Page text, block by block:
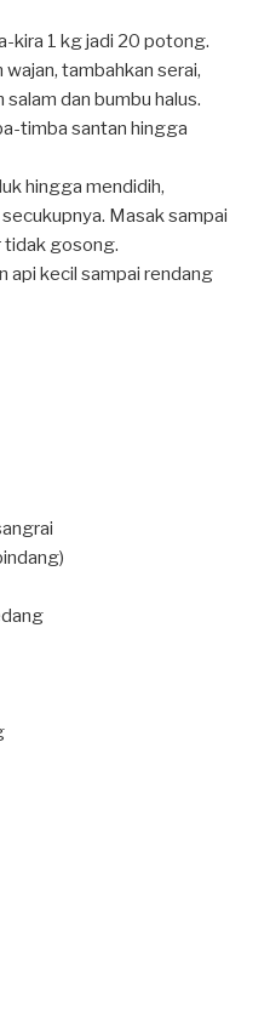
kira 1 kg jadi 20 potong.
tambahkan serai,
salam dan bumbu halus.
timba santan hingga
hingga mendidih,
Masak sampai
tidak gosong.
api kecil sampai rendang